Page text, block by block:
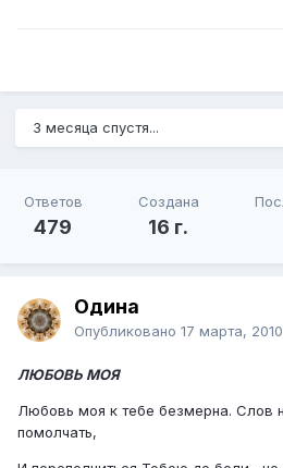
3 месяца спустя...
Ответов
479
Создана
16 г.
Одина
Опубликовано 17 марта, 2010
ЛЮБОВЬ МОЯ
Любовь моя к тебе безмерна. Слов
помолчать,